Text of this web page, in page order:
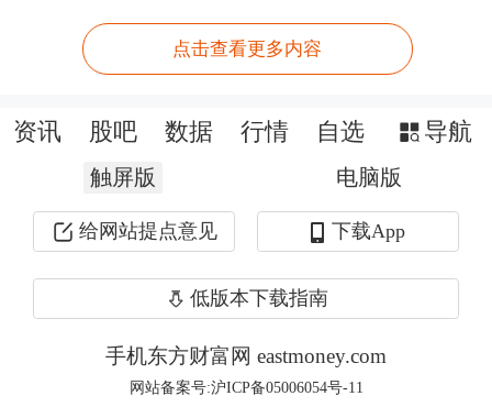
与商业落地速度上已走在世界前列，在
太空算力赛道处于全球第一梯队。
我国发展太空算力仍面临诸多挑战。中
国科学院院士、清华大学教授、天基网
络与通信全国重点实验室主任陆建华坦
言，天地一体高速组网、计算通信分布
式处理、天基智算芯片、太空散热、太
空算力的商业闭环等，都是亟待解决的
点击查看更多内容
资讯 股吧 数据 行情 自选 导航
触屏版 电脑版
给网站提点意见 下载App
低版本下载指南
手机东方财富网 eastmoney.com
网站备案号:沪ICP备05006054号-11